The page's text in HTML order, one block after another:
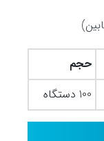
حجم
100 دستگاه